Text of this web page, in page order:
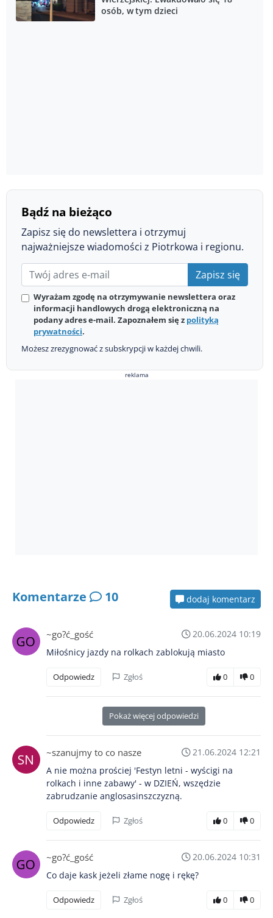
osób, w tym dzieci
Bądź na bieżąco
Zapisz się do newslettera i otrzymuj
najważniejsze wiadomości z Piotrkowa i regionu.
Zapisz się
Wyrażam zgodę na otrzymywanie newslettera oraz
informacji handlowych drogą elektroniczną na
podany adres e-mail. Zapoznałem się z polityką
prywatności.
Możesz zrezygnować z subskrypcji w każdej chwili.
reklama
Komentarze 10 dodaj komentarz
~go?ć_gość
20.06.2024 10:19
Miłośnicy jazdy na rolkach zablokują miasto
Odpowiedz Zgłoś 0 0
Pokaż więcej odpowiedzi
~szanujmy to co nasze
21.06.2024 12:21
A nie można prościej 'Festyn letni - wyścigi na
rolkach i inne zabawy' - w DZIEŃ, wszędzie
zabrudzanie anglosasinszczyzną.
Odpowiedz Zgłoś 0 0
~go?ć_gość
20.06.2024 10:31
Co daje kask jeżeli złame nogę i rękę?
Odpowiedz Zgłoś 0 0